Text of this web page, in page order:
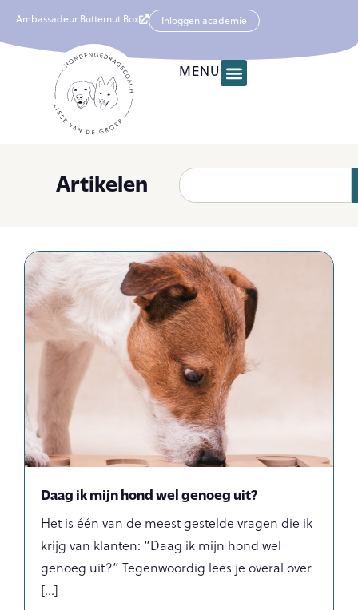
Ambassadeur Butternut Box Inloggen academie
MENU
Artikelen
Daag ik mijn hond wel genoeg uit?
Het is één van de meest gestelde vragen die ik
krijg van klanten: “Daag ik mijn hond wel
genoeg uit?” Tegenwoordig lees je overal over